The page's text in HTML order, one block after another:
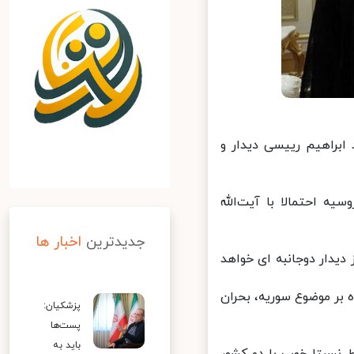
رییسی دیدار و
احتمالا با آیت‌الله
دوجانبه ای خواهد
موضوع سوریه، بحران
جدیدترین اخبار ها
پزشکیان:
پست‌ها
باید به